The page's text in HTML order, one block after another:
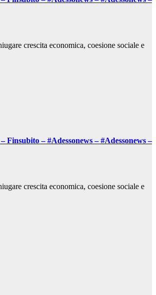
crescita economica, coesione sociale e
– #Adessonews – #Adessonews –
crescita economica, coesione sociale e